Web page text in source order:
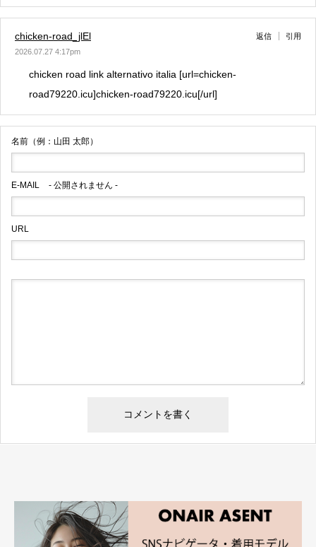
chicken-road_jlEl
2026.07.27 4:17pm
返信 引用
chicken road link alternativo italia [url=chicken-
road79220.icu]chicken-road79220.icu[/url]
名前（例：山田 太郎）
E-MAIL - 公開されません -
URL